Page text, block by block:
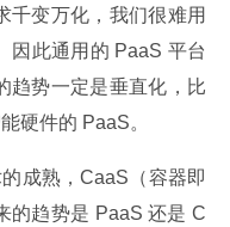
千变万化，我们很难用
因此通用的 PaaS 平台
趋势一定是垂直化，比
硬件的 PaaS。
成熟，CaaS（容器即
的趋势是 PaaS 还是 C